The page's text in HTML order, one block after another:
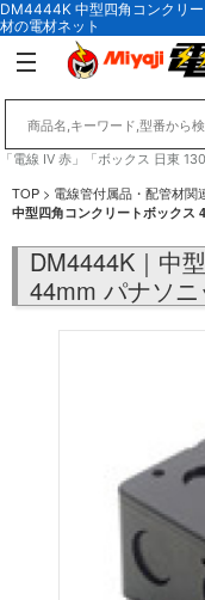
DM4444K 中型四角コンクリ
材の電材ネット
「電線 IV 赤」「ボックス 日東
TOP > 電線管付属品・配管材関
中型四角コンクリートボックス
DM4444K｜中
44mm パナソニ